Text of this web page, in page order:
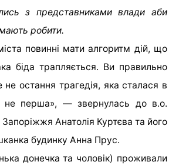
з представниками влади аби
робити.
повинні мати алгоритм дій, що
біда трапляється. Ви правильно
остання трагедія, яка сталася в
не перша», — звернулась до в.о.
Запоріжжя Анатолія Куртєва та його
будинку Анна Прус.
донечка та чоловік) проживали